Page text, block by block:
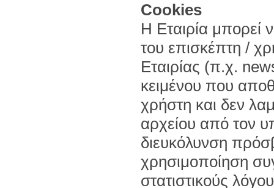
Cookies
Η Εταιρία μπορεί
του επισκέπτη /
Εταιρίας (π.χ.
κειμένου που
χρήστη και δεν
αρχείου από τον
διευκόλυνση
χρησιμοποίηση
στατιστικούς